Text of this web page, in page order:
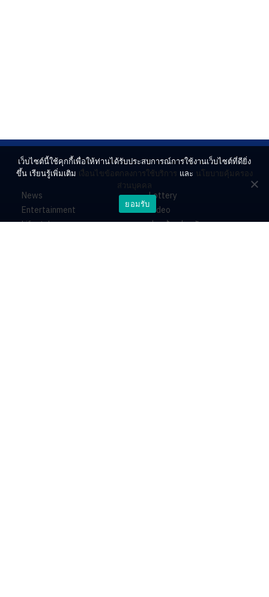
News
Entertainment
Lifestyle
Lottery
Video
ร่วมด้วยช่วยกัน
เว็บไซต์นี้ใช้คุกกี้เพื่อให้ท่านได้รับประสบการณ์การใช้งานเว็บไซต์ที่ดียิ่ง
ขึ้น เรียนรู้เพิ่มเติม เงื่อนไขข้อตกลงการใช้บริการ และ นโยบายคุ้มครอง
ส่วนบุคคล
ยอมรับ